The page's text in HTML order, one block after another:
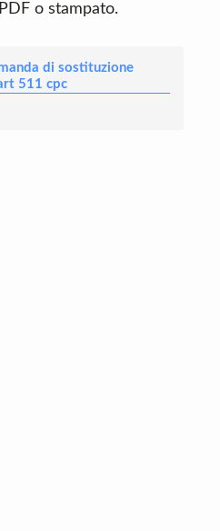
o stampato.
di sostituzione
511 cpc